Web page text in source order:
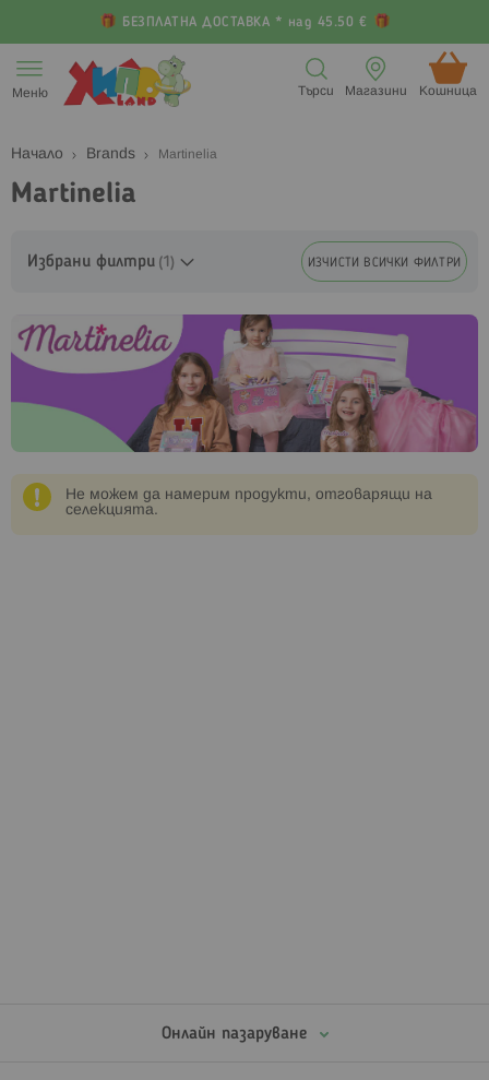
БЕЗПЛАТНА ДОСТАВКА * над 45.50 €
към
съдържанието
Меню Кошница (
Магазини
Търси
Начало Brands Martinelia
Martinelia
Не можем да намерим продукти, отговарящи на
селекцията.
Избрани филтри ИЗЧИСТИ ВСИЧКИ ФИЛТРИ
Онлайн пазаруване